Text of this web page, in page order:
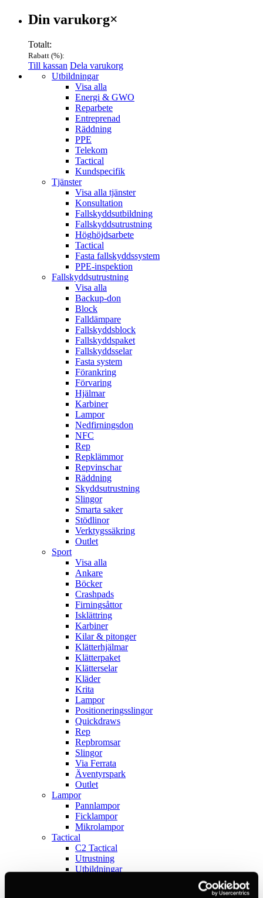
Varukorg
Din varukorg×
Totalt:
Rabatt (%):
Till kassan Dela varukorg
Menu Utbildningar
Visa alla
Energi & GWO
Reparbete
Entreprenad
Räddning
PPE
Telekom
Tactical
Kundspecifik
Tjänster
Visa alla tjänster
Konsultation
Fallskyddsutbildning
Fallskyddsutrustning
Höghöjdsarbete
Tactical
Fasta fallskyddssystem
PPE-inspektion
Fallskyddsutrustning
Visa alla
Backup-don
Block
Falldämpare
Fallskyddsblock
Fallskyddspaket
Fallskyddsselar
Fasta system
Förankring
Förvaring
Hjälmar
Karbiner
Lampor
Nedfirningsdon
NFC
Rep
Repklämmor
Repvinschar
Räddning
Skyddsutrustning
Slingor
Smarta saker
Stödlinor
Verktygssäkring
Outlet
Sport
Visa alla
Ankare
Böcker
Crashpads
Firningsåttor
Isklättring
Karbiner
Kilar & pitonger
Klätterhjälmar
Klätterpaket
Klätterselar
Kläder
Krita
Lampor
Positioneringsslingor
Quickdraws
Rep
Repbromsar
Slingor
Via Ferrata
Äventyrspark
Outlet
Lampor
Pannlampor
Ficklampor
Mikrolampor
Tactical
C2 Tactical
Utrustning
Utbildningar